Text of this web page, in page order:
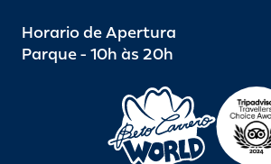
Horario de Apertura
Parque - 10h às 20h